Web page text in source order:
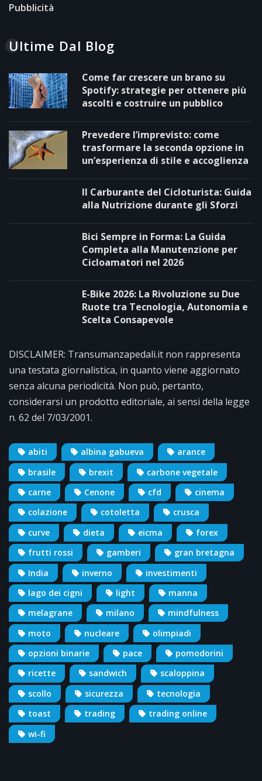
Pubblicità
Ultime Dal Blog
Come far crescere un brano su
Spotify: strategie per ottenere più
ascolti e costruire un pubblico
Prevedere l’imprevisto: come
trasformare la seconda opzione in
un’esperienza di stile e accoglienza
Il Carburante del Cicloturista: Guida
alla Nutrizione durante gli Sforzi
Bici Sempre in Forma: La Guida
Completa alla Manutenzione per
Cicloamatori nel 2026
E-Bike 2026: La Rivoluzione su Due
Ruote tra Tecnologia, Autonomia e
Scelta Consapevole
DISCLAIMER: Transumanzapedali.it non rappresenta
una testata giornalistica, in quanto viene aggiornato
senza alcuna periodicità. Non può, pertanto,
considerarsi un prodotto editoriale, ai sensi della legge
n. 62 del 7/03/2001.
abiti albina gabueva
arance
brasile
brexit
carbone vegetale
carne
Cenone cfd
cinema
colazione
cotoletta
crusca
curve
dieta eicma
forex
frutti rossi
gamberi
gran bretagna
India
inverno
investimenti
lago dei cigni
light
manna
melagrane
milano
mindfulness
moto
nucleare
olimpiadi
opzioni binarie
pace
pomodorini
ricette
sandwich
scaloppina
scollo
sicurezza
tecnologia
toast
trading
trading online
wi-fi